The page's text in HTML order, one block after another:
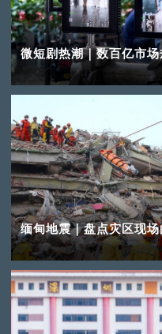
微短剧热潮｜数百亿市
缅甸地震｜盘点灾区现